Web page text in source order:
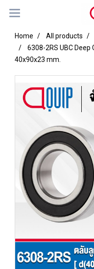
Home All products
6308-2RS UBC
40x90x23 mm.